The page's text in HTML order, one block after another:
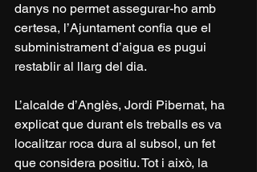
danys no permet assegurar-ho amb
certesa, l’Ajuntament confia que el
subministrament d’aigua es pugui
restablir al llarg del dia.
L’alcalde d’Anglès, Jordi Pibernat, ha
explicat que durant els treballs es va
localitzar roca dura al subsol, un fet
que considera positiu. Tot i això, la